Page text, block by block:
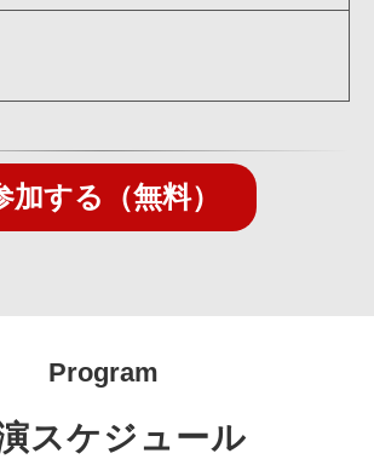
加する（無料）
Program
スケジュール